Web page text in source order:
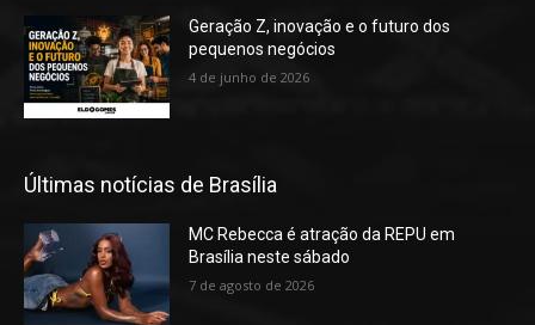
Geração Z, inovação e o futuro dos
pequenos negócios
4 de junho de 2026
Últimas notícias de Brasília
MC Rebecca é atração da REPU em
Brasília neste sábado
7 de agosto de 2026